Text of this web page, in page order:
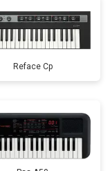
Reface Cp